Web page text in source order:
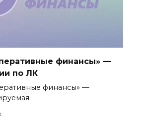
финансы» —
по ЛК
финансы» —